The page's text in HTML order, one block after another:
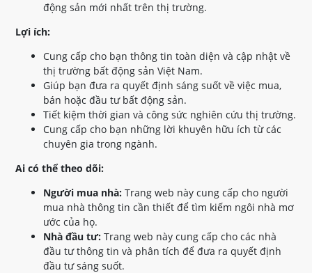
động sản mới nhất trên thị trường.
Lợi ích:
Cung cấp cho bạn thông tin toàn diện và cập nhật về
thị trường bất động sản Việt Nam.
Giúp bạn đưa ra quyết định sáng suốt về việc mua,
bán hoặc đầu tư bất động sản.
Tiết kiệm thời gian và công sức nghiên cứu thị trường.
Cung cấp cho bạn những lời khuyên hữu ích từ các
chuyên gia trong ngành.
Ai có thể theo dõi:
Người mua nhà: Trang web này cung cấp cho người
mua nhà thông tin cần thiết để tìm kiếm ngôi nhà mơ
ước của họ.
Nhà đầu tư: Trang web này cung cấp cho các nhà
đầu tư thông tin và phân tích để đưa ra quyết định
đầu tư sáng suốt.